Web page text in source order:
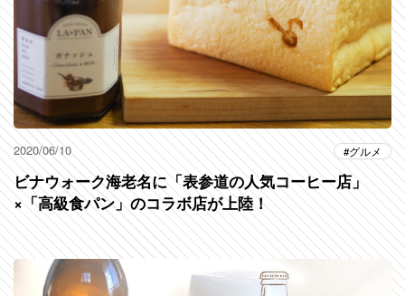
2020/06/10 グルメ
ビナウォーク海老名に「表参道の人気コーヒー店」
×「高級食パン」のコラボ店が上陸！